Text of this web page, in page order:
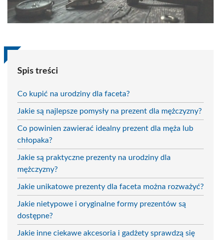
Spis treści
Co kupić na urodziny dla faceta?
Jakie są najlepsze pomysły na prezent dla mężczyzny?
Co powinien zawierać idealny prezent dla męża lub
chłopaka?
Jakie są praktyczne prezenty na urodziny dla
mężczyzny?
Jakie unikatowe prezenty dla faceta można rozważyć?
Jakie nietypowe i oryginalne formy prezentów są
dostępne?
Jakie inne ciekawe akcesoria i gadżety sprawdzą się